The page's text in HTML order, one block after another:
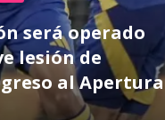
será operado
lesión de
al Apertura